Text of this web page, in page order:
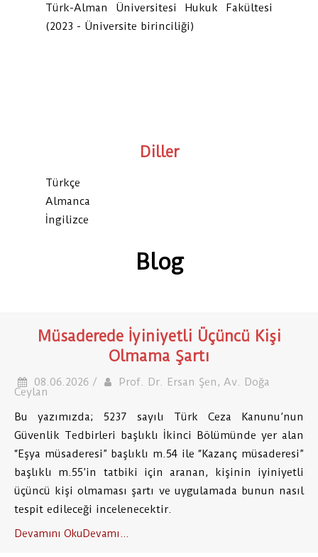
Türk-Alman Üniversitesi Hukuk Fakültesi
(2023 - Üniversite birinciliği)
Diller
Türkçe
Almanca
İngilizce
Blog
Müsaderede İyiniyetli Üçüncü Kişi
Olmama Şartı
08.06.2026 / Prof. Dr. Ersan Şen, Av. Doğa
Ceylan
Bu yazımızda; 5237 sayılı Türk Ceza Kanunu’nun
Güvenlik Tedbirleri başlıklı İkinci Bölümünde yer alan
“Eşya müsaderesi” başlıklı m.54 ile “Kazanç müsaderesi”
başlıklı m.55’in tatbiki için aranan, kişinin iyiniyetli
üçüncü kişi olmaması şartı ve uygulamada bunun nasıl
tespit edileceği incelenecektir.
Devamını OkuDevamı...